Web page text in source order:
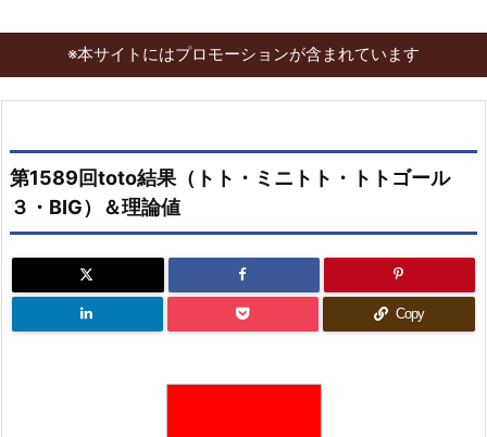
※本サイトにはプロモーションが含まれています
第1589回toto結果（トト・ミニトト・トトゴール
３・BIG）＆理論値
Copy